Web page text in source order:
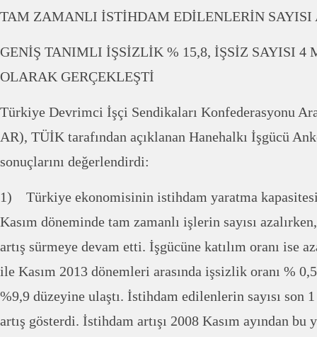
TAM ZAMANLI İSTİHDAM EDİLENLERİN SAYISI
GENİŞ TANIMLI İŞSİZLİK % 15,8, İŞSİZ SAYISI 4
OLARAK GERÇEKLEŞTİ
Türkiye Devrimci İşçi Sendikaları Konfederasyonu
AR), TÜİK tarafından açıklanan Hanehalkı İşgücü
sonuçlarını değerlendirdi:
1) Türkiye ekonomisinin istihdam yaratma
Kasım döneminde tam zamanlı işlerin sayısı
artış sürmeye devam etti. İşgücüne katılım oranı ise
ile Kasım 2013 dönemleri arasında işsizlik oranı %
%9,9 düzeyine ulaştı. İstihdam edilenlerin sayısı son
artış gösterdi. İstihdam artışı 2008 Kasım ayından bu